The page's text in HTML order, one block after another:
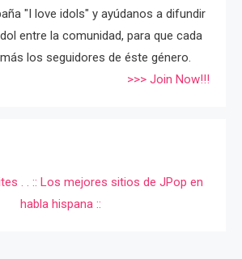
"I love idols" y ayúdanos a difundir
entre la comunidad, para que cada
los seguidores de éste género.
>>> Join Now!!!